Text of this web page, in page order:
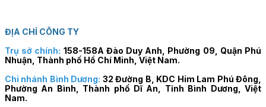
ĐỊA CHỈ CÔNG TY
Trụ sở chính: 158-158A Đào Duy Anh, Phường 09, Quận Phú
Nhuận, Thành phố Hồ Chí Minh, Việt Nam.
Chi nhánh Bình Dương: 32 Đường B, KDC Him Lam Phú Đông,
Phường An Bình, Thành phố Dĩ An, Tỉnh Bình Dương, Việt
Nam.